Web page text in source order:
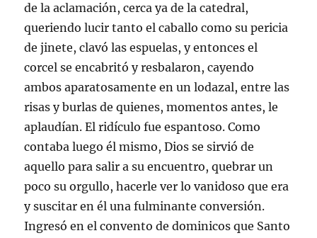
de la aclamación, cerca ya de la catedral,
queriendo lucir tanto el caballo como su pericia
de jinete, clavó las espuelas, y entonces el
corcel se encabritó y resbalaron, cayendo
ambos aparatosamente en un lodazal, entre las
risas y burlas de quienes, momentos antes, le
aplaudían. El ridículo fue espantoso. Como
contaba luego él mismo, Dios se sirvió de
aquello para salir a su encuentro, quebrar un
poco su orgullo, hacerle ver lo vanidoso que era
y suscitar en él una fulminante conversión.
Ingresó en el convento de dominicos que Santo